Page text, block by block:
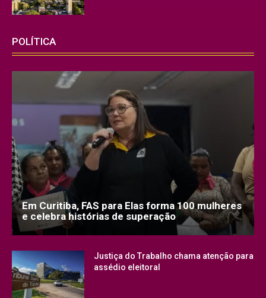
POLÍTICA
Em Curitiba, FAS para Elas forma 100 mulheres
e celebra histórias de superação
Justiça do Trabalho chama atenção para
assédio eleitoral